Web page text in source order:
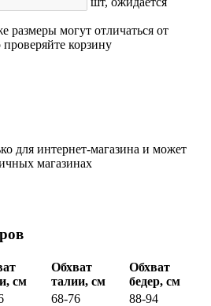
могут отличаться от
корзину
для интернет-магазина и может
магазинах
см
Обхват
талии, см
Обхват
бедер, см
68-76
88-94